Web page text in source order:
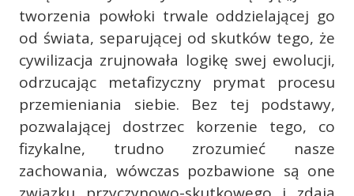
tworzenia powłoki trwale oddzielającej go
od świata, separującej od skutków tego, że
cywilizacja zrujnowała logikę swej ewolucji,
odrzucając metafizyczny prymat procesu
przemieniania siebie. Bez tej podstawy,
pozwalającej dostrzec korzenie tego, co
fizykalne, trudno zrozumieć nasze
zachowania, wówczas pozbawione są one